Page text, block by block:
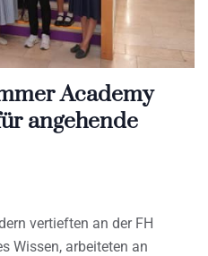
Academy
angehende
vertieften an der FH
Wissen, arbeiteten an